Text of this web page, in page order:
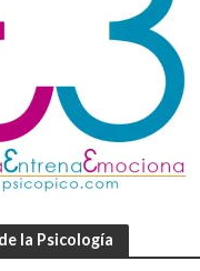
la Psicología